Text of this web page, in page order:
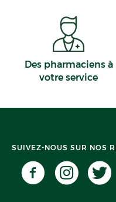
Des pharmaciens à
votre service
SUIVEZ-NOUS SUR NOS